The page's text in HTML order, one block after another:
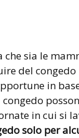
che sia le
del congedo
in
in cui si
solo per